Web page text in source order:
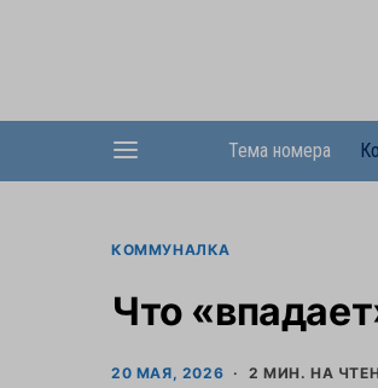
Тема номера
КОММУНАЛКА
Что
20 МАЯ, 2026 2 МИН. НА